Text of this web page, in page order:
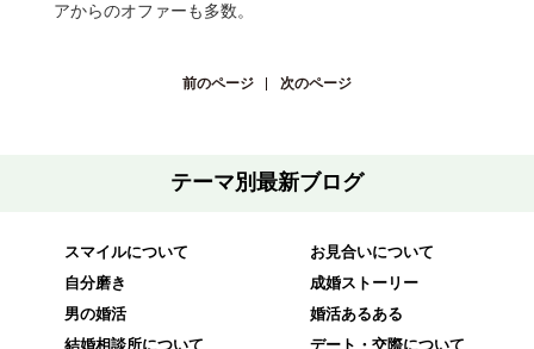
アからのオファーも多数。
前のページ 次のページ
テーマ別最新ブログ
スマイルについて
自分磨き
男の婚活
結婚相談所について
お見合いについて
成婚ストーリー
婚活あるある
デート・交際について